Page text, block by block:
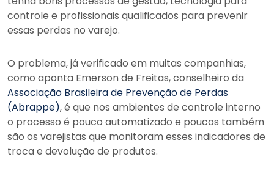
controle e profissionais qualificados para prevenir
essas perdas no varejo.
O problema, já verificado em muitas companhias,
como aponta Emerson de Freitas, conselheiro da
Associação Brasileira de Prevenção de Perdas
(Abrappe), é que nos ambientes de controle interno
o processo é pouco automatizado e poucos também
são os varejistas que monitoram esses indicadores de
troca e devolução de produtos.